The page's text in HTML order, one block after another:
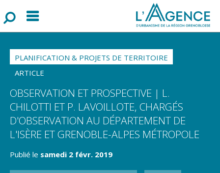
Menu
PLANIFICATION & PROJETS DE TERRITOIRE
ARTICLE
OBSERVATION ET PROSPECTIVE | L.
CHILOTTI ET P. LAVOILLOTE, CHARGÉS
D'OBSERVATION AU DÉPARTEMENT DE
L'ISÈRE ET GRENOBLE-ALPES MÉTROPOLE
Publié le samedi 2 févr. 2019